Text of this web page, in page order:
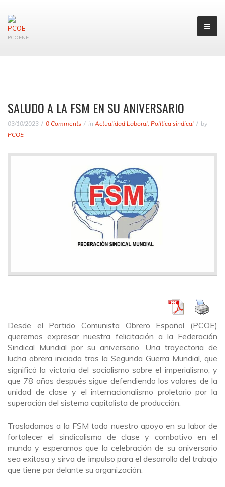
PCOENET
SALUDO A LA FSM EN SU ANIVERSARIO
03/10/2023 0 Comments in Actualidad Laboral, Política sindical
by
PCOE
Desde el Partido Comunista Obrero Español (PCOE)
queremos expresar nuestra felicitación a la Federación
Sindical Mundial por su aniversario. Una trayectoria de
lucha obrera iniciada tras la Segunda Guerra Mundial, que
significó la victoria del socialismo sobre el imperialismo, y
que 78 años después sigue defendiendo los valores de la
unidad de clase y el internacionalismo proletario por la
superación del sistema capitalista de producción.
Trasladamos a la FSM todo nuestro apoyo en su labor de
fortalecer el sindicalismo de clase y combativo en el
mundo y esperamos que la celebración de su aniversario
sea exitosa y sirva de impulso para el desarrollo del trabajo
que tiene por delante su organización.